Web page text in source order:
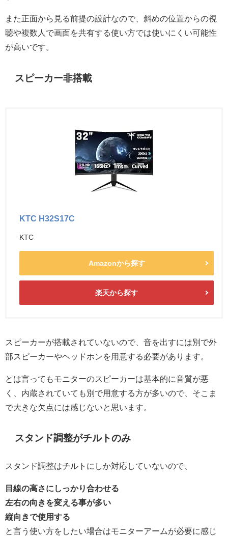
また正面から見る前提の設計なので、斜めの位置からの視
聴や複数人で画面を共有する使い方では使いにくい可能性
が高いです。
スピーカー非搭載
KTC H32S17C
KTC
Amazonから探す
楽天から探す
スピーカーが搭載されていないので、音を出すには別で外
部スピーカーやヘッドホンを用意する必要があります。
とは言ってもモニターのスピーカーは基本的に音質が悪
く、内蔵されていても別で用意する方が多いので、そこま
で大きな欠点には感じないと思います。
スタンド調整がチルトのみ
スタンド調整はチルトにしか対応していないので、
目線の高さにしっかり合わせる
左右の向きを変える事が多い
縦向きで使用する
と言う使い方をしたい場合はモニターアームが必要に感じ